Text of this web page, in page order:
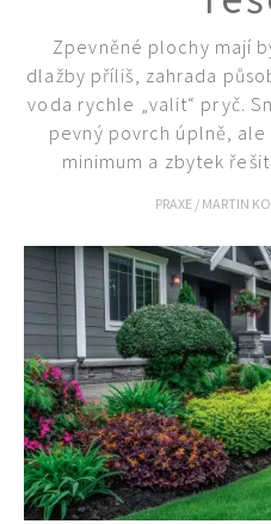
Zpevněné plochy mají
dlažby příliš, zahrada
voda rychle „valit“ pryč.
pevný povrch úplně,
minimum a zbytek
PRAXE / MARTIN